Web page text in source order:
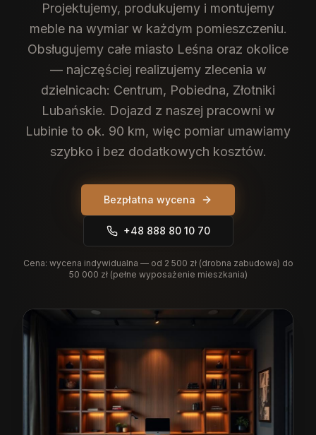
Projektujemy, produkujemy i montujemy
meble na wymiar w każdym pomieszczeniu.
Obsługujemy całe miasto Leśna oraz okolice
— najczęściej realizujemy zlecenia w
dzielnicach: Centrum, Pobiedna, Złotniki
Lubańskie. Dojazd z naszej pracowni w
Lubinie to ok. 90 km, więc pomiar umawiamy
szybko i bez dodatkowych kosztów.
Bezpłatna wycena
+48 888 80 10 70
Cena: wycena indywidualna — od 2 500 zł (drobna zabudowa) do
50 000 zł (pełne wyposażenie mieszkania)